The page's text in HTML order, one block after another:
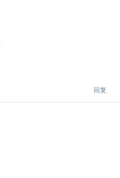
回复